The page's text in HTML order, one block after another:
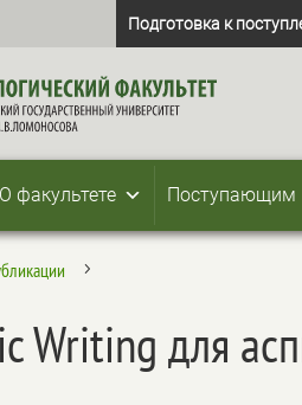
Подготовка к
О факультете Поступающим
5
Writing для